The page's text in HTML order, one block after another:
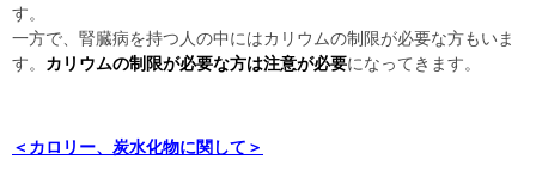
す。
一方で、腎臓病を持つ人の中にはカリウムの制限が必要な方もいま
す。 カリウムの制限が必要な方は注意が必要になってきます。
＜カロリー、炭水化物に関して＞